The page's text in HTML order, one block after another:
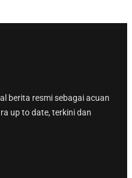
berita resmi sebagai acuan
up to date, terkini dan